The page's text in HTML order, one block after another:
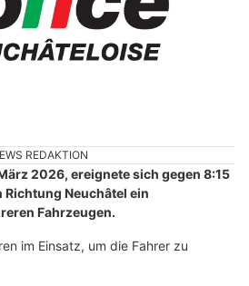
REDAKTION
2026, ereignete sich gegen 8:15
Neuchâtel ein
Fahrzeugen.
im Einsatz, um die Fahrer zu